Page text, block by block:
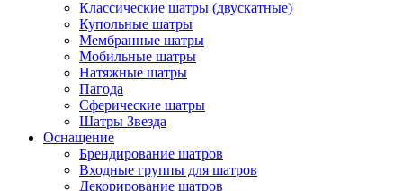
Классические шатры (двускатные)
Купольные шатры
Мембранные шатры
Мобильные шатры
Натяжные шатры
Пагода
Сферические шатры
Шатры Звезда
Оснащение
Брендирование шатров
Входные группы для шатров
Декорирование шатров